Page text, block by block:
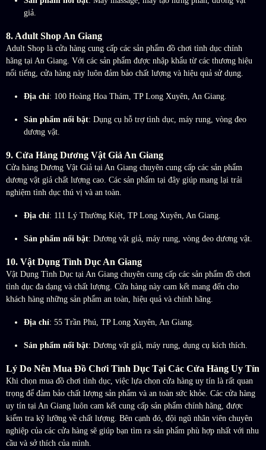
giả.
8.Adult Shop An Giang
Adult Shop là cửa hàng cung cấp các sản phẩm đồ chơi tình dục chính
hãng tại An Giang. Với các sản phẩm được nhập khẩu từ các thương hiệu
nổi tiếng, cửa hàng này luôn đảm bảo chất lượng và hiệu quả sử dụng.
Địa chỉ: 100 Hoàng Hoa Thám, TP Long Xuyên, An Giang.
Sản phẩm nổi bật: Dụng cụ hỗ trợ tình dục, máy rung, vòng đeo
dương vật.
9. Cửa Hàng Dương Vật Giả An Giang
Cửa hàng Dương Vật Giả tại An Giang chuyên cung cấp các sản phẩm
dương vật giả chất lượng cao. Các sản phẩm tại đây giúp mang lại trải
nghiệm tình dục thú vị và an toàn.
Địa chỉ: 111 Lý Thường Kiệt, TP Long Xuyên, An Giang.
Sản phẩm nổi bật: Dương vật giả, máy rung, vòng đeo dương vật.
10. Vật Dụng Tình Dục An Giang
Vật Dụng Tình Dục tại An Giang chuyên cung cấp các sản phẩm đồ chơi
tình dục đa dạng và chất lượng. Cửa hàng này cam kết mang đến cho
khách hàng những sản phẩm an toàn, hiệu quả và chính hãng.
Địa chỉ: 55 Trần Phú, TP Long Xuyên, An Giang.
Sản phẩm nổi bật: Dương vật giả, máy rung, dụng cụ kích thích.
Lý Do Nên Mua Đồ Chơi Tình Dục Tại Các Cửa Hàng Uy Tín
Khi chọn mua đồ chơi tình dục, việc lựa chọn cửa hàng uy tín là rất quan
trọng để đảm bảo chất lượng sản phẩm và an toàn sức khỏe. Các cửa hàng
uy tín tại An Giang luôn cam kết cung cấp sản phẩm chính hãng, được
kiểm tra kỹ lưỡng về chất lượng. Bên cạnh đó, đội ngũ nhân viên chuyên
nghiệp của các cửa hàng sẽ giúp bạn tìm ra sản phẩm phù hợp nhất với nhu
cầu và sở thích của mình.